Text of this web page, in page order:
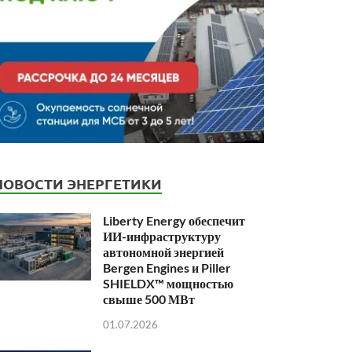
ЭНЕРГЕТИКИ
Liberty Energy обеспечит
ИИ-инфраструктуру
автономной энергией
Bergen Engines и Piller
SHIELDX™ мощностью
свыше 500 МВт
01.07.2026